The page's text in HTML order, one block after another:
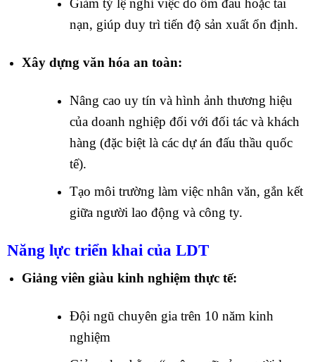
Giảm tỷ lệ nghỉ việc do ốm đau hoặc tai
nạn, giúp duy trì tiến độ sản xuất ổn định.
Xây dựng văn hóa an toàn:
Nâng cao uy tín và hình ảnh thương hiệu
của doanh nghiệp đối với đối tác và khách
hàng (đặc biệt là các dự án đấu thầu quốc
tế).
Tạo môi trường làm việc nhân văn, gắn kết
giữa người lao động và công ty.
Năng lực triển khai của LDT
Giảng viên giàu kinh nghiệm thực tế:
Đội ngũ chuyên gia trên 10 năm kinh
nghiệm